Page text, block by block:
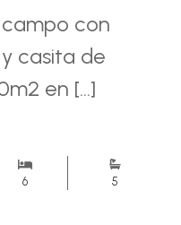
con
casita de
en [...]
6 5